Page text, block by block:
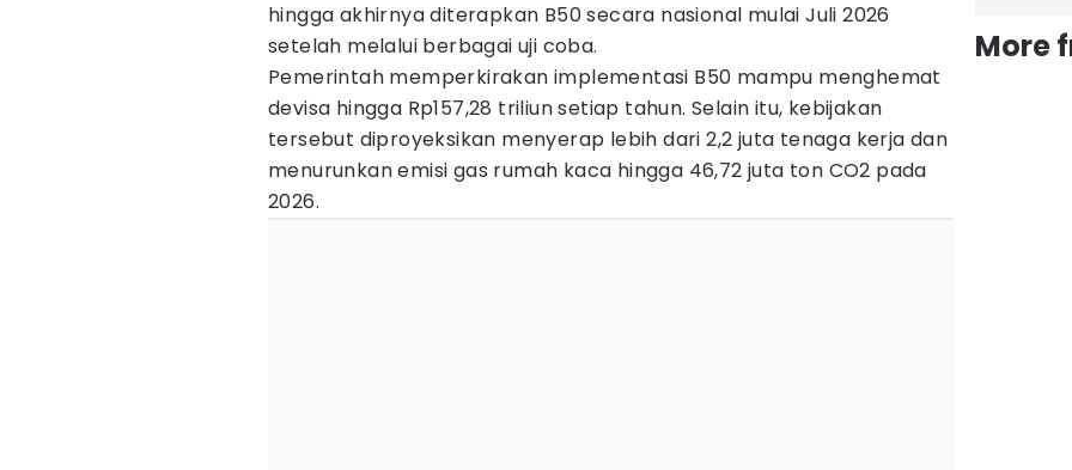
hingga akhirnya diterapkan B50 secara nasional mulai Juli 2026
setelah melalui berbagai uji coba.
Pemerintah memperkirakan implementasi B50 mampu menghemat
devisa hingga Rp157,28 triliun setiap tahun. Selain itu, kebijakan
tersebut diproyeksikan menyerap lebih dari 2,2 juta tenaga kerja dan
menurunkan emisi gas rumah kaca hingga 46,72 juta ton CO2 pada
2026.
More